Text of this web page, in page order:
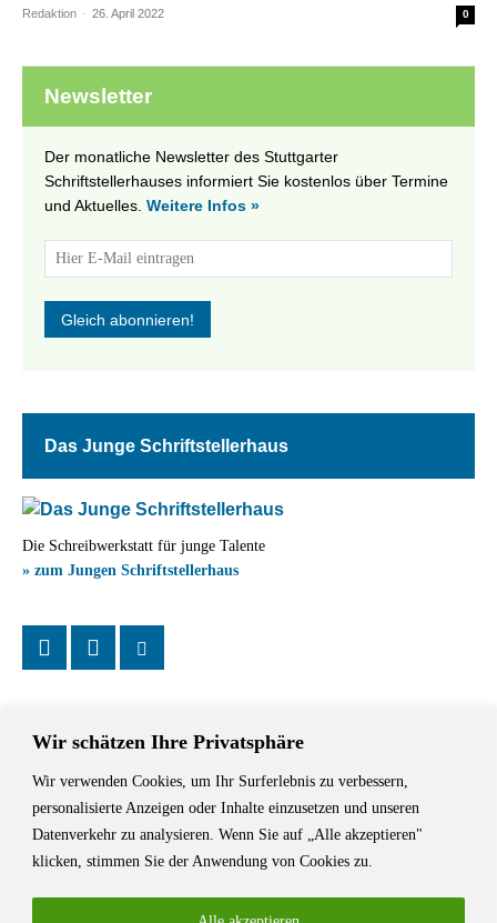
Wir schätzen Ihre Privatsphäre
Wir verwenden Cookies, um Ihr Surferlebnis zu verbessern,
personalisierte Anzeigen oder Inhalte einzusetzen und unseren
Datenverkehr zu analysieren. Wenn Sie auf „Alle akzeptieren"
klicken, stimmen Sie der Anwendung von Cookies zu.
Redaktion - 26. April 2022 0
Newsletter
Der monatliche Newsletter des Stuttgarter
Schriftstellerhauses informiert Sie kostenlos über Termine
und Aktuelles. Weitere Infos »
Das Junge Schriftstellerhaus
Die Schreibwerkstatt für junge Talente
» zum Jungen Schriftstellerhaus
Das Schriftstellerhaus ist ein beliebter Treffpunkt für Autorinnen und
Autoren aus Stuttgart und der Region sowie ein Veranstaltungsort für
Lesungen, Tagungen und Schreibwerkstätten.